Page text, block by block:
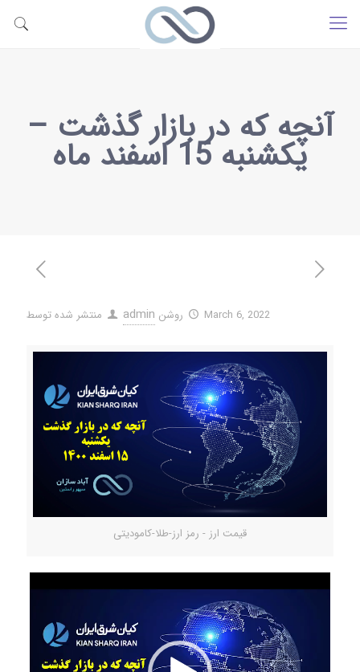
آنچه که در بازار گذشت –
یکشنبه 15 اسفند ماه
admin روشن March 6, 2022
قیمت ارز - رمز ارز-طلا-کامودیتی
Player